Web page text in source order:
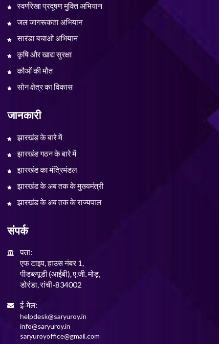
स्वर्णरेखा प्रदूषण मुक्ति अभियान
जल जागरूकता अभियान
सारंडा बचाओ अभियान
कृषि और खाद्य सुरक्षा
कौओं की मौत
सोन क्षेत्र का विकास
जानकारी
झारखंड के बारे में
झारखंड गठन के बारे में
झारखंड का मंत्रिमंडल
झारखंड के अब तक के मुख्यमंत्री
झारखंड के अब तक के राज्यपाल
संपर्क
पता:
एफ टाइप, हाउस नंबर 1,
पीडब्ल्यूडी (आईबी), ए.जी. मोड़,
डोरंडा, रांची-834002
ई-मेल:
helpdesk@saryuroy.in
info@saryuroy.in
saryuroyoffice@gmail.com